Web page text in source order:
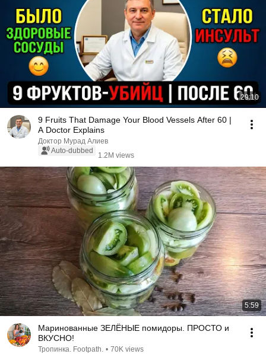
29:10
9 Fruits That Damage Your Blood Vessels After 60 |
A Doctor Explains
Доктор Мурад Алиев
Auto-dubbed
1.2M views
5:59
Маринованные ЗЕЛЁНЫЕ помидоры. ПРОСТО и
ВКУСНО!
Тропинка. Footpath. • 70K views